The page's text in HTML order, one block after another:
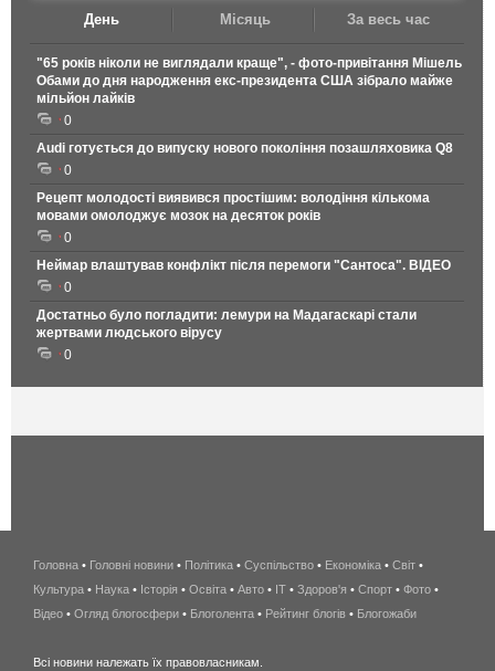
День Місяць За весь час
"65 років ніколи не виглядали краще", - фото-привітання Мішель
Обами до дня народження екс-президента США зібрало майже
мільйон лайків
0
Audi готується до випуску нового покоління позашляховика Q8
0
Рецепт молодості виявився простішим: володіння кількома
мовами омолоджує мозок на десяток років
0
Неймар влаштував конфлікт після перемоги "Сантоса". ВІДЕО
0
Достатньо було погладити: лемури на Мадагаскарі стали
жертвами людського вірусу
0
беспроводной
интернет
киев
Головна • Головні новини • Політика • Суспільство • Економіка • Світ •
Культура • Наука • Історія • Освіта • Авто • IT • Здоров'я • Спорт • Фото •
Відео • Огляд блогосфери • Блоголента • Рейтинг блогів • Блогожаби
Всі новини належать їх правовласникам.